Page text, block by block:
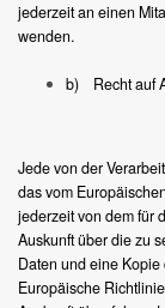
jederzeit an einen
wenden.
b) Recht auf
Jede von der
das vom
jederzeit von dem für
Auskunft über die zu
Daten und eine
Europäische